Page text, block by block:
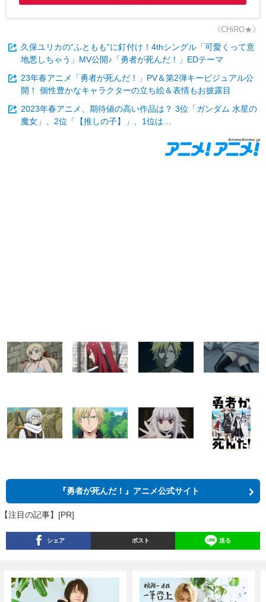
《CHiRO★》
久保ユリカの“ふともも”に釘付け！4thシングル「可愛くって意
地悪しちゃう」MV公開♪「勇者が死んだ！」EDテーマ
23年春アニメ「勇者が死んだ！」PV＆第2弾キービジュアル公
開！ 個性豊かなキャラクターの立ち絵＆表情もお披露目
2023年春アニメ、期待値の高い作品は？ 3位「ガンダム 水星の
魔女」、2位「【推しの子】」、1位は…
『勇者が死んだ！』アニメ公式サイト
【注目の記事】[PR]
シェア ポスト 送る